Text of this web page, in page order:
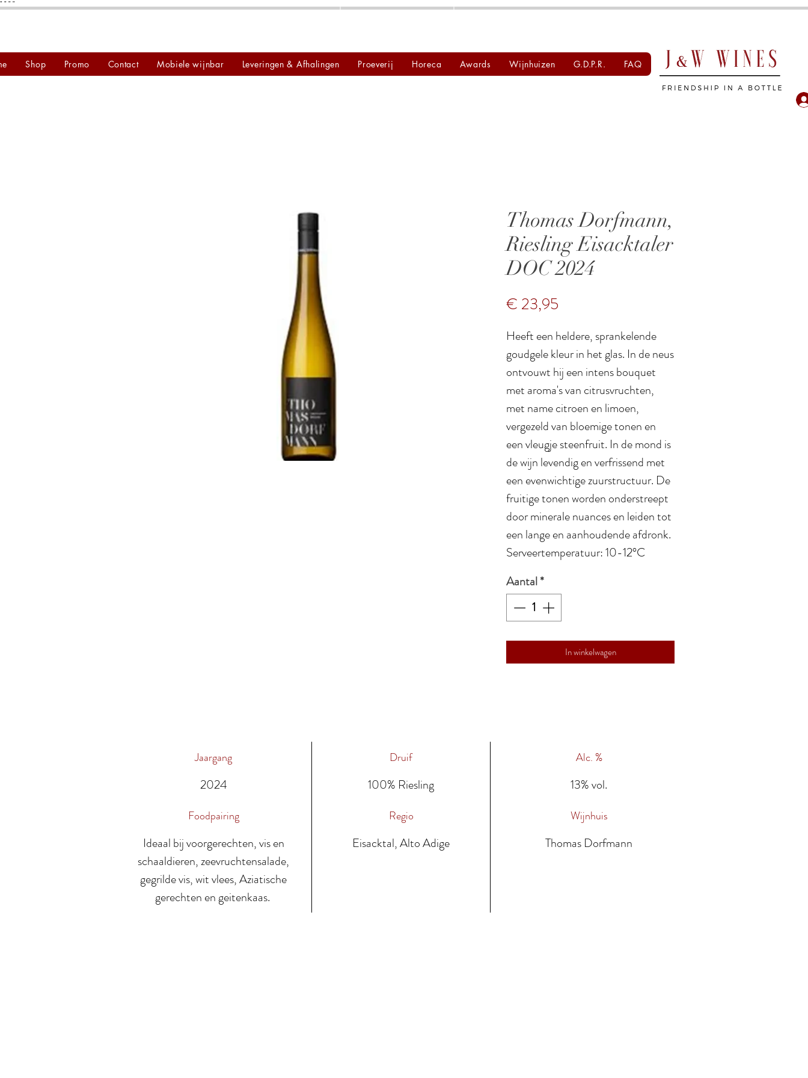
" " " "
Shop Promo Contact Mobiele wijnbar Leveringen & Afhalingen Proeverij Horeca Awards Wijnhuizen G.D.P.R. FAQ
Thomas Dorfmann,
Riesling Eisacktaler
DOC 2024
€ 23,95
Heeft een heldere, sprankelende
goudgele kleur in het glas. In de neus
ontvouwt hij een intens bouquet
met aroma's van citrusvruchten,
met name citroen en limoen,
vergezeld van bloemige tonen en
een vleugje steenfruit. In de mond is
de wijn levendig en verfrissend met
een evenwichtige zuurstructuur. De
fruitige tonen worden onderstreept
door minerale nuances en leiden tot
een lange en aanhoudende afdronk.
Serveertemperatuur: 10-12°C
Aantal*
In winkelwagen
Jaargang
2024
Druif
100% Riesling
Alc. %
13% vol.
Foodpairing
Ideaal bij voorgerechten, vis en
schaaldieren, zeevruchtensalade,
gegrilde vis, wit vlees, Aziatische
gerechten en geitenkaas.
Regio
Eisacktal, Alto Adige
Wijnhuis
Thomas Dorfmann